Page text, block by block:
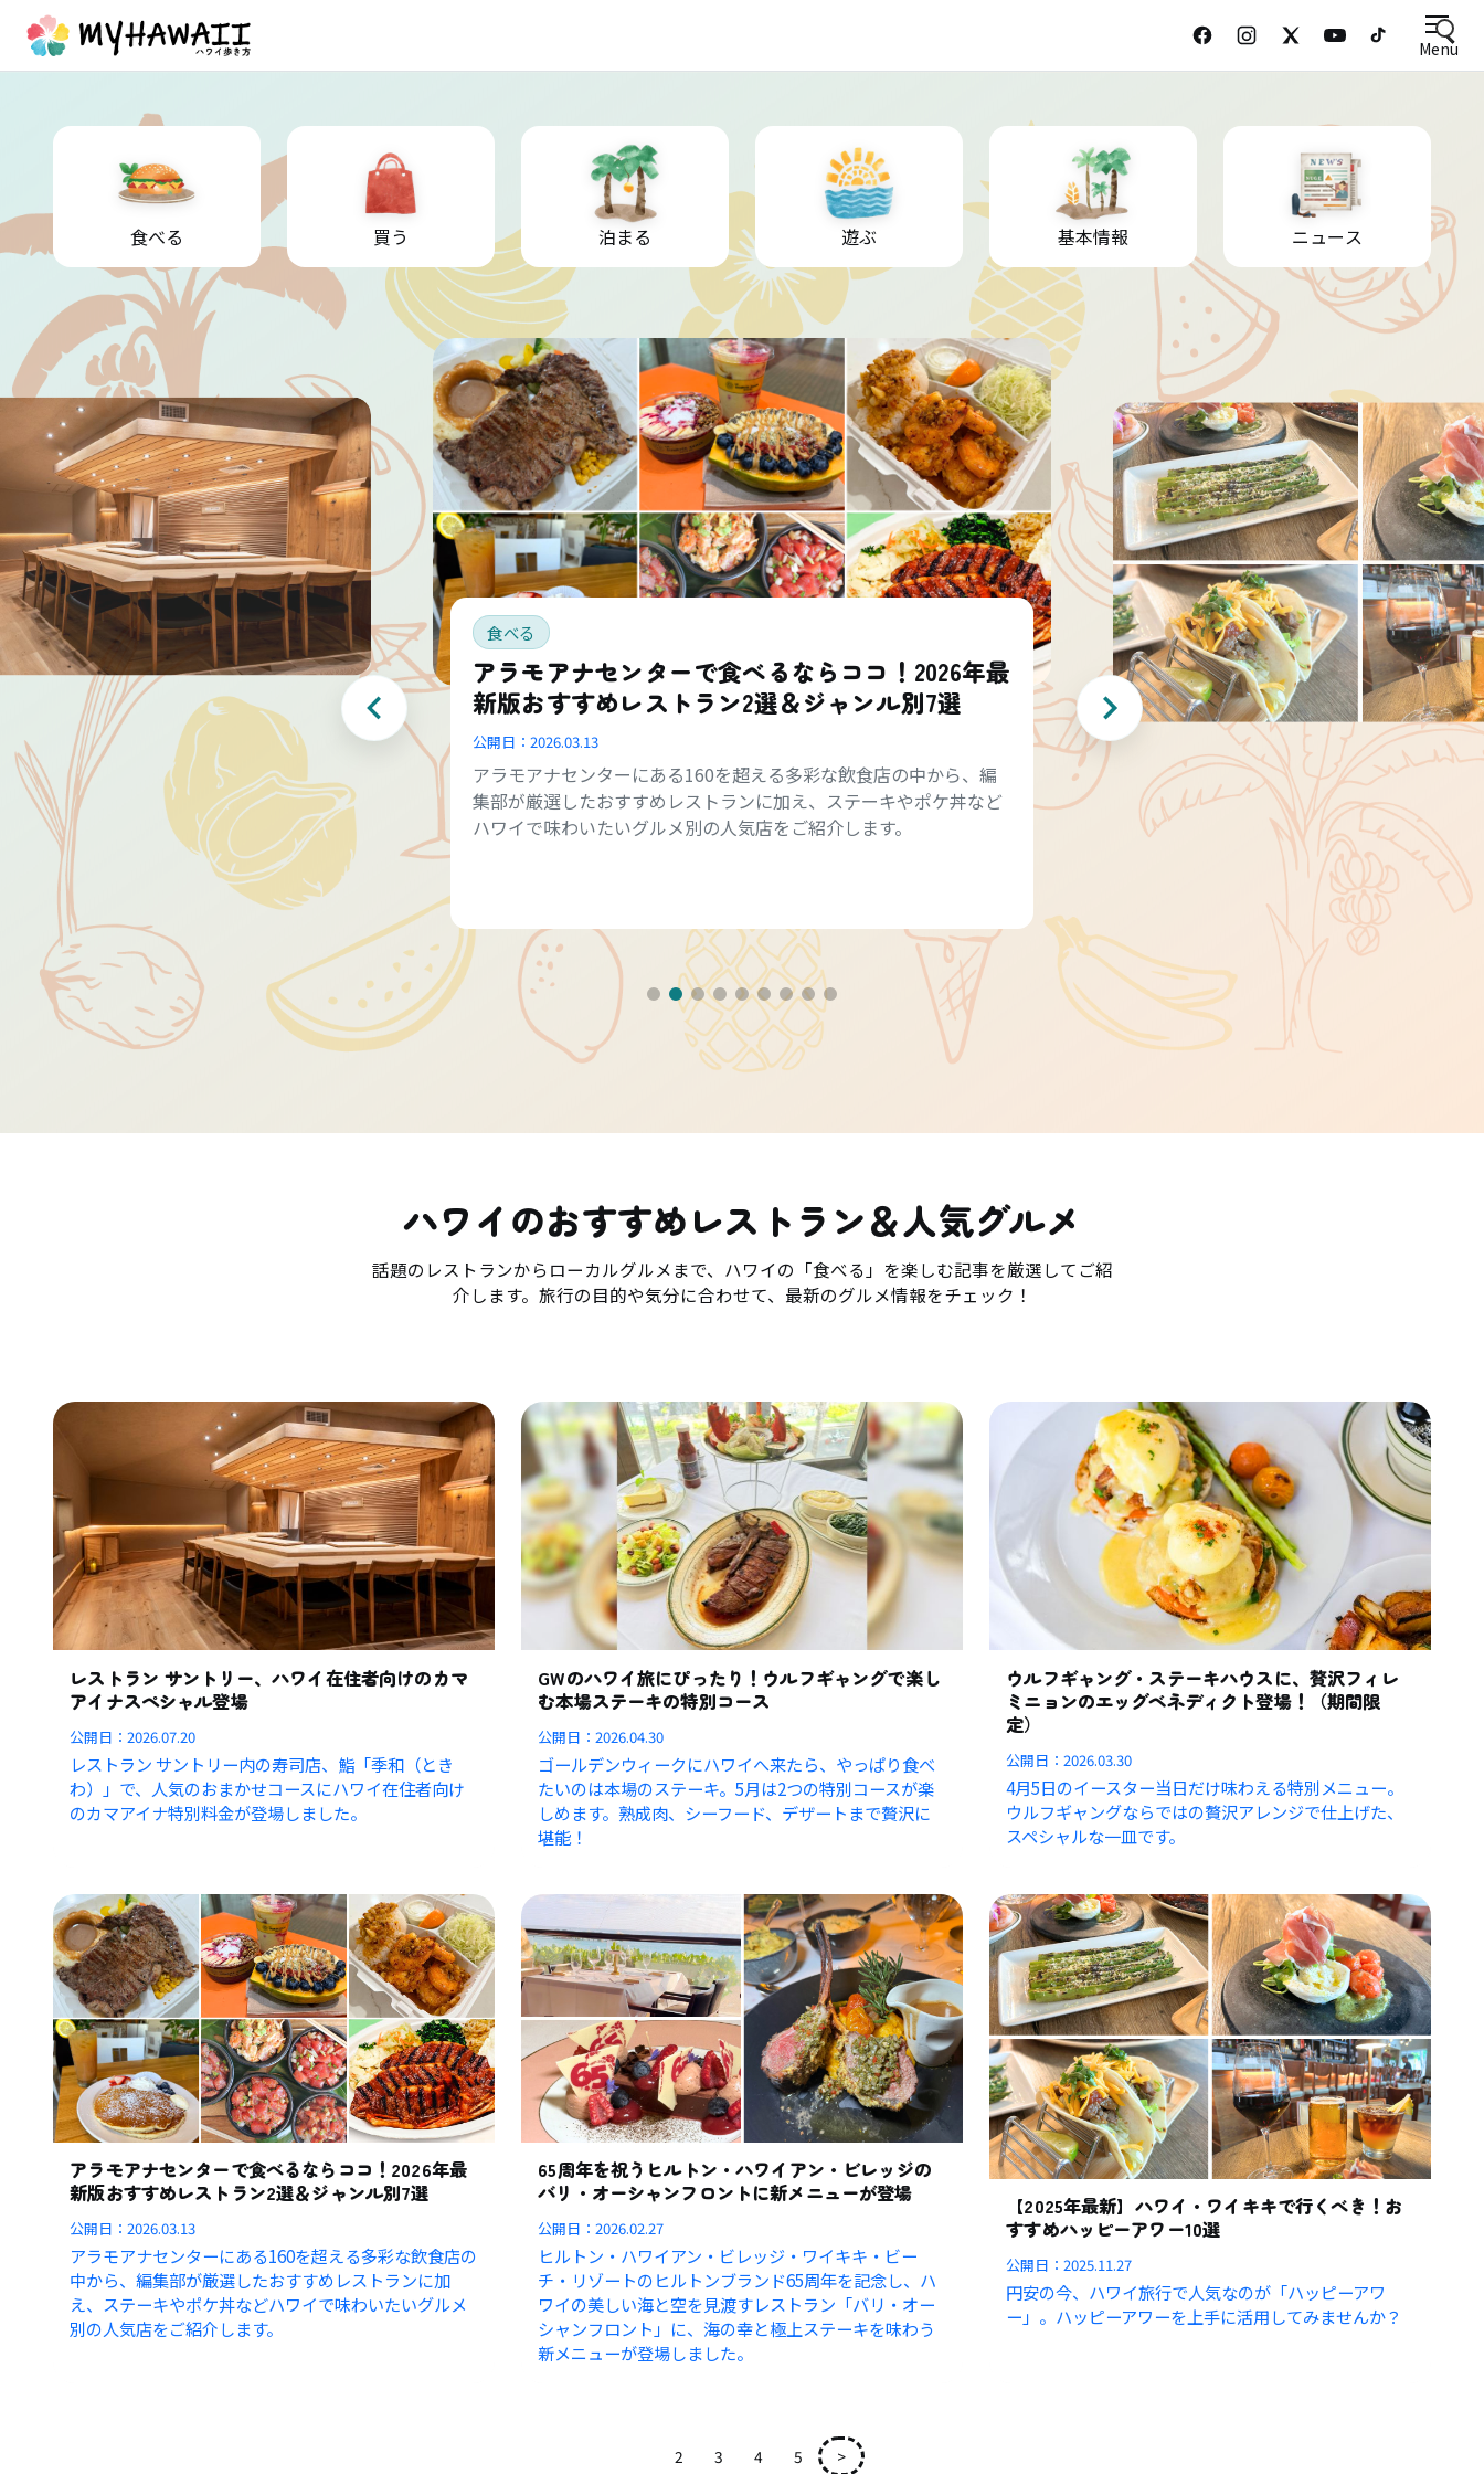
Menu
食べる 買う 泊まる 遊ぶ 基本情報 ニュース
食べる
アラモアナセンターで食べるならココ！2026年最
新版おすすめレストラン2選＆ジャンル別7選
公開日： 2026.03.13
アラモアナセンターにある160を超える多彩な飲食店の中から、編
集部が厳選したおすすめレストランに加え、ステーキやポケ丼など
ハワイで味わいたいグルメ別の人気店をご紹介します。
ハワイのおすすめレストラン＆人気グルメ
話題のレストランからローカルグルメまで、ハワイの「食べる」を楽しむ記事を厳選してご紹
介します。旅行の目的や気分に合わせて、最新のグルメ情報をチェック！
レストラン サントリー、ハワイ在住者向けのカマ
アイナスペシャル登場
公開日：2026.07.20
レストラン サントリー内の寿司店、鮨「季和（とき
わ）」で、人気のおまかせコースにハワイ在住者向け
のカマアイナ特別料金が登場しました。
GWのハワイ旅にぴったり！ウルフギャングで楽し
む本場ステーキの特別コース
公開日：2026.04.30
ゴールデンウィークにハワイへ来たら、やっぱり食べ
たいのは本場のステーキ。5月は2つの特別コースが楽
しめます。熟成肉、シーフード、デザートまで贅沢に
堪能！
ウルフギャング・ステーキハウスに、贅沢フィレ
ミニョンのエッグベネディクト登場！（期間限
定）
公開日：2026.03.30
4月5日のイースター当日だけ味わえる特別メニュー。
ウルフギャングならではの贅沢アレンジで仕上げた、
スペシャルな一皿です。
アラモアナセンターで食べるならココ！2026年最
新版おすすめレストラン2選＆ジャンル別7選
公開日：2026.03.13
アラモアナセンターにある160を超える多彩な飲食店の
中から、編集部が厳選したおすすめレストランに加
え、ステーキやポケ丼などハワイで味わいたいグルメ
別の人気店をご紹介します。
65周年を祝うヒルトン・ハワイアン・ビレッジの
バリ・オーシャンフロントに新メニューが登場
公開日：2026.02.27
ヒルトン・ハワイアン・ビレッジ・ワイキキ・ビー
チ・リゾートのヒルトンブランド65周年を記念し、ハ
ワイの美しい海と空を見渡すレストラン「バリ・オー
シャンフロント」に、海の幸と極上ステーキを味わう
新メニューが登場しました。
【2025年最新】ハワイ・ワイキキで行くべき！お
すすめハッピーアワー10選
公開日：2025.11.27
円安の今、ハワイ旅行で人気なのが「ハッピーアワ
ー」。ハッピーアワーを上手に活用してみませんか？
2 3 4 5 >